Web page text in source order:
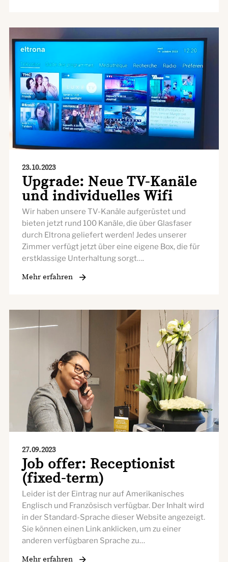
23.10.2023
Upgrade: Neue TV-Kanäle
und individuelles Wifi
Wir haben unsere TV-Kanäle aufgerüstet und
bieten jetzt rund 100 Kanäle, die über Glasfaser
durch Eltrona geliefert werden! Jedes unserer
Zimmer verfügt jetzt über eine eigene Box, die für
erstklassige Unterhaltung sorgt….
Mehr erfahren
27.09.2023
Job offer: Receptionist
(fixed-term)
Leider ist der Eintrag nur auf Amerikanisches
Englisch und Französisch verfügbar. Der Inhalt wird
in der Standard-Sprache dieser Website angezeigt.
Sie können einen Link anklicken, um zu einer
anderen verfügbaren Sprache zu…
Mehr erfahren